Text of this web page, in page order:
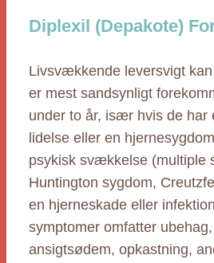
Diplexil (Depakote)
Livsvækkende leversvigt
er mest sandsynligt
under to år, især hvis de har
lidelse eller en
psykisk svækkelse (multiple
Huntington sygdom,
en hjerneskade eller
symptomer omfatter
ansigtsødem, opkastning,